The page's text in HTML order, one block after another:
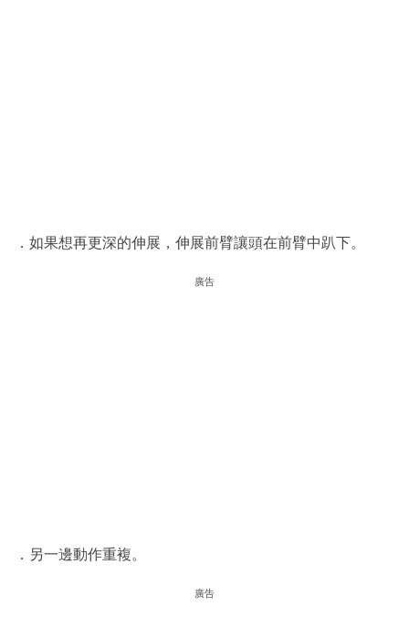
．如果想再更深的伸展，伸展前臂讓頭在前臂中趴下。
廣告
．另一邊動作重複。
廣告